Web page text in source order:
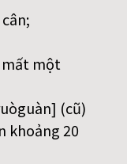
mất một
(cũ)
khoảng 20